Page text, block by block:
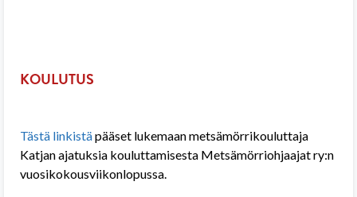
KOULUTUS
Tästä linkistäpääset lukemaan metsämörrikouluttaja
Katjan ajatuksia kouluttamisesta Metsämörriohjaajat ry:n
vuosikokousviikonlopussa.